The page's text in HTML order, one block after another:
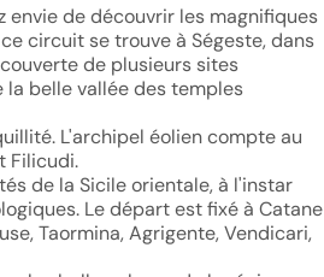
de découvrir les magnifiques
circuit se trouve à Ségeste, dans
de plusieurs sites
belle vallée des temples
L'archipel éolien compte au
Filicudi.
de la Sicile orientale, à l'instar
Le départ est fixé à Catane
Taormina, Agrigente, Vendicari,